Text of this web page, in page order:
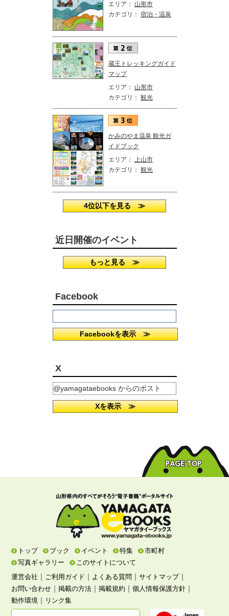
エリア： 山形市
カテゴリ： 宿泊・温泉
蔵王トレッキングガイド
マップ
エリア： 山形市
カテゴリ： 観光
かみのやま温泉 観光ガ
イドブック
エリア：
上山市
カテゴリ： 観光
4位以下を見る ≫
近日開催のイベント
もっと見る ≫
Facebook
Facebookを表示 ≫
X
@yamagataebooks からのポスト
Xを表示 ≫
トップ ブック イベント 特集
市町村
写真ギャラリー
このサイトについて
運営会社 ｜ ご利用ガイド ｜ よくある質問 ｜サイトマップ｜
お問い合わせ ｜掲載の方法 ｜掲載規約 ｜個人情報保護方針 ｜
動作環境 ｜ リンク集